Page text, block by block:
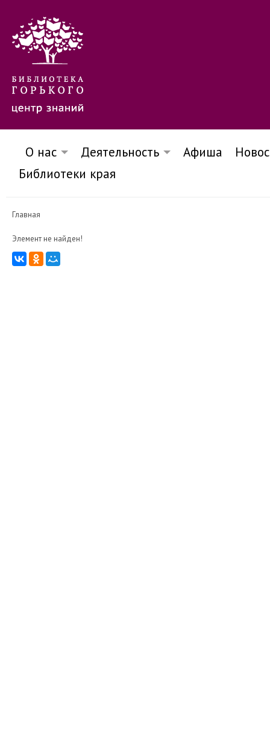
О нас Деятельность Афиша
Библиотеки края
Главная
Элемент не найден!